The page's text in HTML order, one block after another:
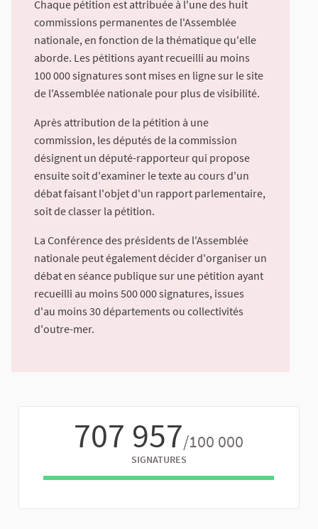
Chaque pétition est attribuée à l'une des huit
commissions permanentes de l'Assemblée
nationale, en fonction de la thématique qu'elle
aborde. Les pétitions ayant recueilli au moins
100 000 signatures sont mises en ligne sur le site
de l'Assemblée nationale pour plus de visibilité.
Après attribution de la pétition à une
commission, les députés de la commission
désignent un député-rapporteur qui propose
ensuite soit d'examiner le texte au cours d'un
débat faisant l'objet d'un rapport parlementaire,
soit de classer la pétition.
La Conférence des présidents de l'Assemblée
nationale peut également décider d'organiser un
débat en séance publique sur une pétition ayant
recueilli au moins 500 000 signatures, issues
d'au moins 30 départements ou collectivités
d'outre-mer.
707 957/100 000
SIGNATURES